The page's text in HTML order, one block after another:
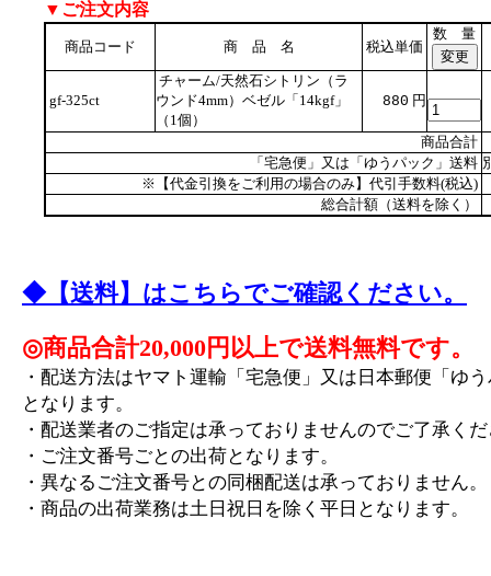
▼ご注文内容
商品コード 商 品 名 税込単価
数 量
gf-325ct
チャーム/天然石シトリン（ラ
ウンド4mm）ベゼル「14kgf」
（1個）
880 円
商品合計
「宅急便」又は「ゆうパック」送料
※【代金引換をご利用の場合のみ】代引手数料(税込)
総合計額（送料を除く）
◆【送料】はこちらでご確認ください。
◎商品合計20,000円以上で送料無料です。
・配送方法はヤマト運輸「宅急便」又は日本郵便「ゆ
となります。
・配送業者のご指定は承っておりませんのでご了承く
・ご注文番号ごとの出荷となります。
・異なるご注文番号との同梱配送は承っておりません。
・商品の出荷業務は土日祝日を除く平日となります。